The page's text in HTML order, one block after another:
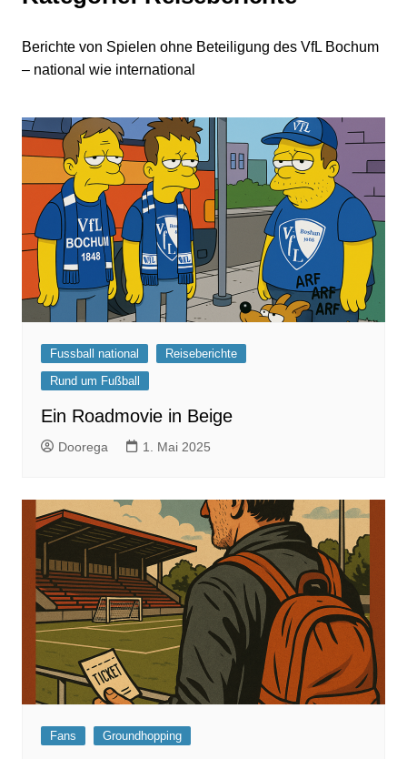
Berichte von Spielen ohne Beteiligung des VfL Bochum
– national wie international
Fussball national
Reiseberichte
Rund um Fußball
Ein Roadmovie in Beige
Doorega 1. Mai 2025
Fans Groundhopping